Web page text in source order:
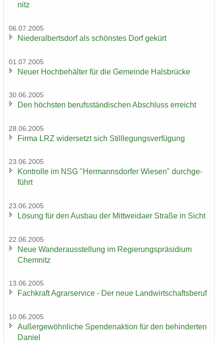
nitz
06.07.2005
Nie­der­al­berts­dorf als schöns­tes Dorf ge­kürt
01.07.2005
Neuer Hoch­be­häl­ter für die Ge­mein­de Hals­brü­cke
30.06.2005
Den höchs­ten be­rufs­stän­di­schen Ab­schluss er­reicht
28.06.2005
Firma LRZ wi­der­setzt sich Still­le­gungs­ver­fü­gung
23.06.2005
Kon­trol­le im NSG "Her­manns­dor­fer Wie­sen" durch­ge­
führt
23.06.2005
Lö­sung für den Aus­bau der Mitt­wei­da­er Stra­ße in Sicht
22.06.2005
Neue Wan­der­aus­stel­lung im Re­gie­rungs­prä­si­di­um
Chem­nitz
13.06.2005
Fach­kraft Agrar­ser­vice - Der neue Land­wirt­schafts­be­ruf
10.06.2005
Au­ßer­ge­wöhn­li­che Spen­den­ak­ti­on für den be­hin­der­ten
Da­ni­el